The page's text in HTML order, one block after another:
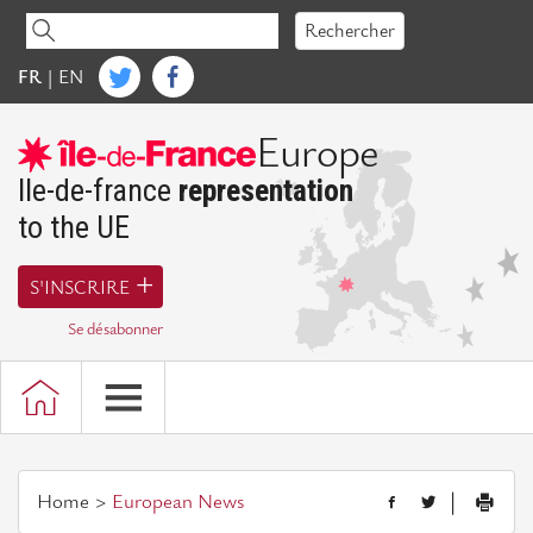
Accéder
contenu
Rechercher
FR | EN
Europe
Ile-de-france representation
to the UE
S'INSCRIRE
Se désabonner
Home European News
Ile-de-France Europe
Words
of
President
Presentation
of
representation
of